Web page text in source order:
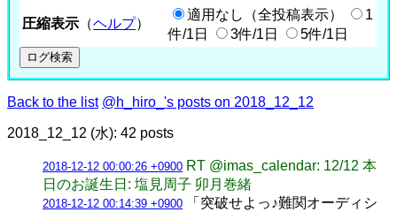
圧縮表示 （ヘルプ）
適用なし（全投稿表示）
1
件/1日
3件/1日 5件/1日
Back to the list @h_hiro_'s posts on 2018_12_12
2018_12_12 (水): 42 posts
2018-12-12 00:00:26 +0900 RT @imas_calendar: 12/12 本
日のお誕生日: 塩見周子 卯月巻緒
2018-12-12 00:14:39 +0900 「突破せよっ♪難関オーディシ